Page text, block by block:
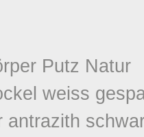
Putz Natur
weiss
antrazith